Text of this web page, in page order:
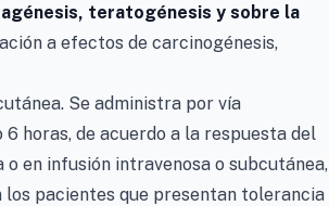
teratogénesis y sobre la
a efectos de carcinogénesis,
Se administra por vía
horas, de acuerdo a la respuesta del
en infusión intravenosa o subcutánea,
los pacientes que presentan tolerancia